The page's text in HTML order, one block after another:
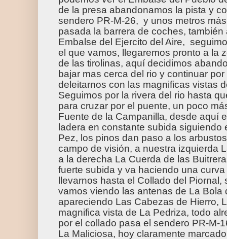
de la presa abandonamos la pista y
sendero PR-M-26, y unos metros
pasada la barrera de coches,
Embalse del Ejercito del Aire,
el que vamos, llegaremos pronto a la
de las tirolinas, aquí decidimos
bajar mas cerca del rio y continuar
deleitarnos con las magnificas vistas
Seguimos por la rivera del rio hasta
para cruzar por el puente, un poco
Fuente de la Campanilla, desde aquí
ladera en constante subida siguiendo
Pez, los pinos dan paso a los
campo de visión, a nuestra izquierda
a la derecha La Cuerda de las
fuerte subida y va haciendo una
llevarnos hasta el Collado del
vamos viendo las antenas de La Bola
apareciendo Las Cabezas de Hierro,
magnifica vista de La Pedriza, todo
por el collado pasa el sendero PR-M-
La Maliciosa, hoy claramente